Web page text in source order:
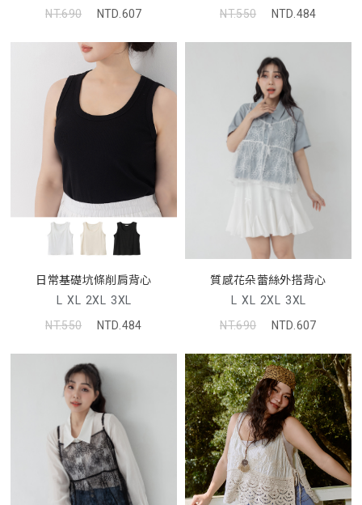
NT.690
NTD.607
NT.550
NTD.484
日常基礎坑條削肩背心
L XL 2XL 3XL
NT.550
NTD.484
質感花朵蕾絲外搭背心
L XL 2XL 3XL
NT.690
NTD.607